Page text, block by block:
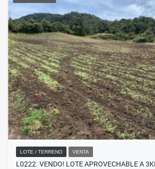
LOTE / TERRENO VENTA
L0222. VENDO! LOTE APROVECHABLE A